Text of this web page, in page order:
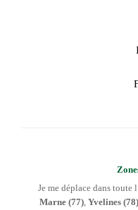
Je me déplace dans toute
Marne (77), Yvelines (78)